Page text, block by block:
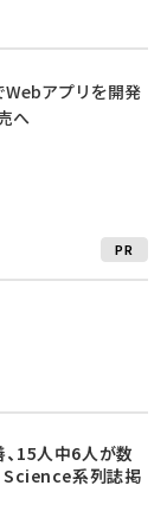
Webアプリを開発
へ
PR
15人中6人が数
系列誌掲